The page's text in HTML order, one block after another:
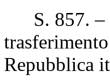
S. 857. –
Repubblica